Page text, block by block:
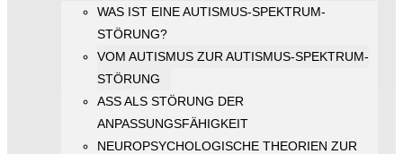
WAS IST EINE AUTISMUS-SPEKTRUM-
STÖRUNG?
VOM AUTISMUS ZUR AUTISMUS-SPEKTRUM-
STÖRUNG
ASS ALS STÖRUNG DER
ANPASSUNGSFÄHIGKEIT
NEUROPSYCHOLOGISCHE THEORIEN ZUR